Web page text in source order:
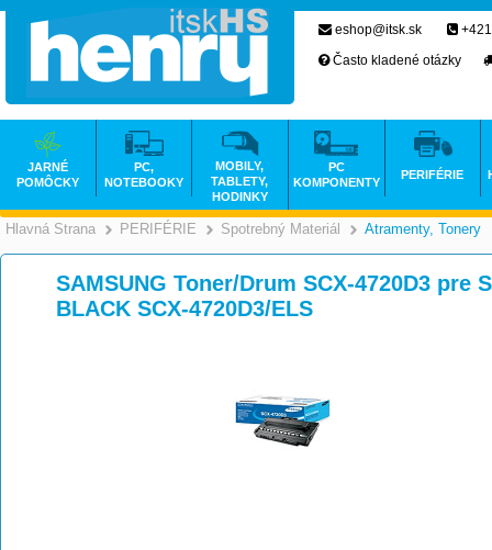
Hlavná Strana >
PERIFÉRIE >
Spotrebný Materiál >
Atramenty, Tonery
SAMSUNG Toner/Drum SCX-4720D3 pre
BLACK SCX-4720D3/ELS
eshop@itsk.sk
Často kladené otázky
JARNÉ
POMÔCKY
PC,
NOTEBOOKY
MOBILY,
TABLETY,
HODINKY
PC
KOMPONENTY
PERIFÉRIE